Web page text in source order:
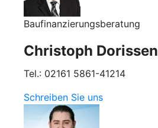
Baufinanzierungsberatung
Christoph Dorissen
Tel.: 02161 5861-41214
Schreiben Sie uns